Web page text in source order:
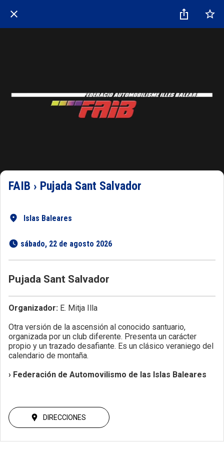
FAIB › Pujada Sant Salvador
Islas Baleares
sábado, 22 de agosto 2026
Pujada Sant Salvador
Organizador: E. Mitja Illa
Otra versión de la ascensión al conocido santuario,
organizada por un club diferente. Presenta un carácter
propio y un trazado desafiante. Es un clásico veraniego del
calendario de montaña.
› Federación de Automovilismo de las Islas Baleares
DIRECCIONES